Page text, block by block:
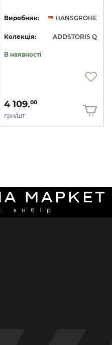
Виробник: HANSGROHE
Колекція: ADDSTORIS Q
В наявності
4 109.00
грн/шт